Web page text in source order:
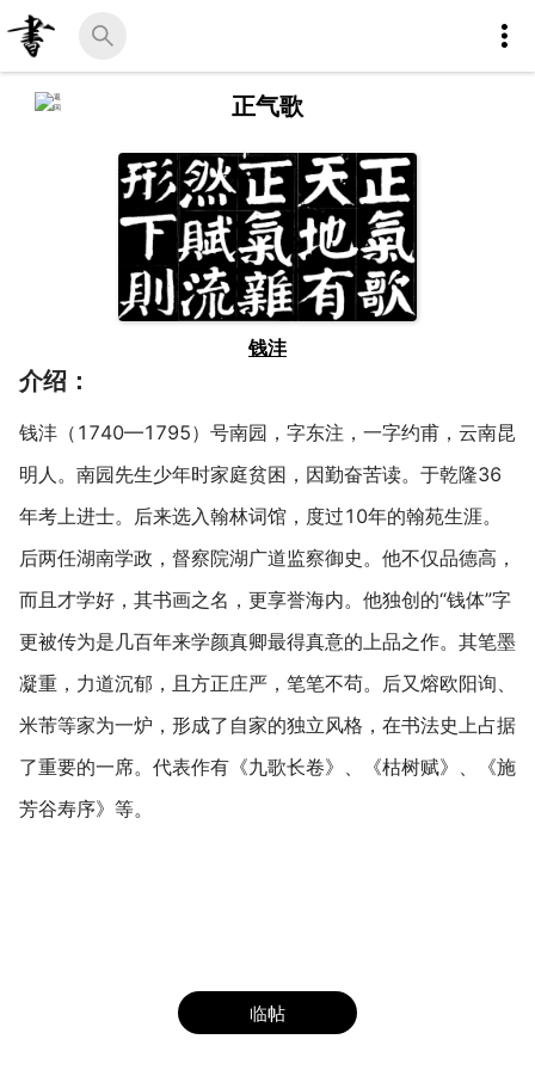
正气歌
钱沣
介绍：
钱沣（1740—1795）号南园，字东注，一字约甫，云南昆
明人。南园先生少年时家庭贫困，因勤奋苦读。于乾隆36
年考上进士。后来选入翰林词馆，度过10年的翰苑生涯。
后两任湖南学政，督察院湖广道监察御史。他不仅品德高，
而且才学好，其书画之名，更享誉海内。他独创的“钱体”字
更被传为是几百年来学颜真卿最得真意的上品之作。其笔墨
凝重，力道沉郁，且方正庄严，笔笔不苟。后又熔欧阳询、
米芾等家为一炉，形成了自家的独立风格，在书法史上占据
了重要的一席。代表作有《九歌长卷》、《枯树赋》、《施
芳谷寿序》等。
临帖